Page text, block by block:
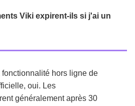
Viki expirent-ils si j'ai un
hors ligne de
oui. Les
généralement après 30